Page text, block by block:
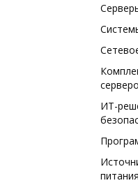
ИТ-
питания